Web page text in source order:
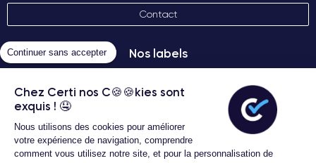
Continuer sans accepter
Chez Certi nos C🍪🍪kies sont
exquis ! 🤤
Nous utilisons des cookies pour améliorer
votre expérience de navigation, comprendre
comment vous utilisez notre site, et pour la personnalisation de
Contact
Nos labels